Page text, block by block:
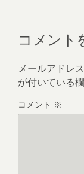
コメント
メールアドレ
が付いている
コメント ※